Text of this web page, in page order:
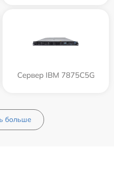
Сервер IBM 7875C5G
больше